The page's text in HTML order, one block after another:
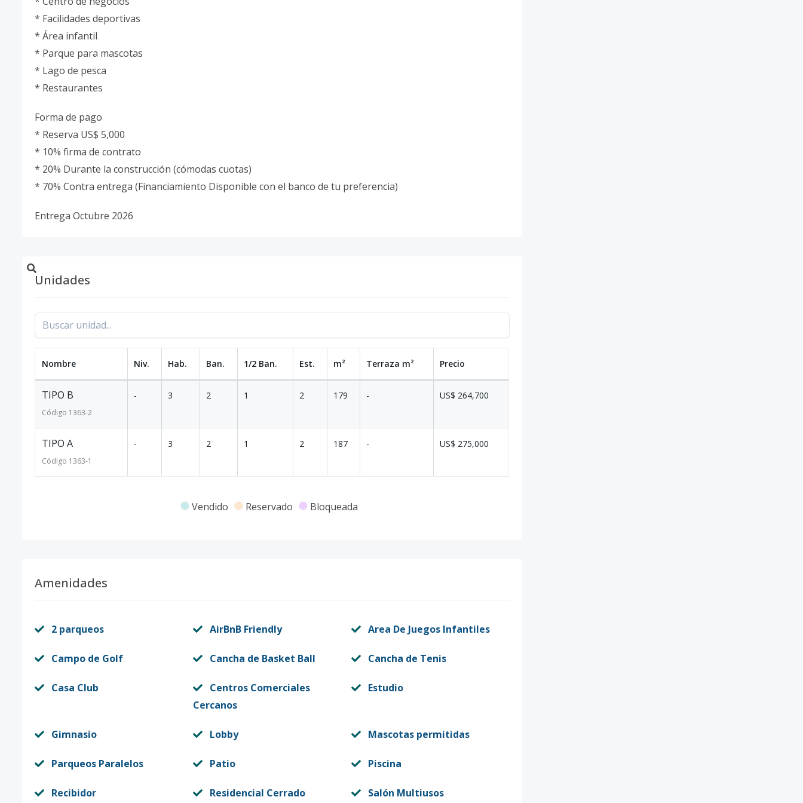
* Facilidades deportivas
* Área infantil
* Parque para mascotas
* Lago de pesca
* Restaurantes
Forma de pago
* Reserva US$ 5,000
* 10% firma de contrato
* 20% Durante la construcción (cómodas cuotas)
* 70% Contra entrega (Financiamiento Disponible con el banco de tu preferencia)
Entrega Octubre 2026
Unidades
Nombre Niv. Hab. Ban. 1/2 Ban. Est. m² Terraza m² Precio
TIPO B
Código 1363-2
- 3 2 1 2 179 - US$ 264,700
TIPO A
Código 1363-1
- 3 2 1 2 187 - US$ 275,000
Vendido Reservado Bloqueada
Amenidades
2 parqueos AirBnB Friendly Area De Juegos Infantiles
Campo de Golf Cancha de Basket Ball Cancha de Tenis
Casa Club
Centros Comerciales
Cercanos
Estudio
Gimnasio Lobby Mascotas permitidas
Parqueos Paralelos Patio Piscina
Recibidor Residencial Cerrado Salón Multiusos